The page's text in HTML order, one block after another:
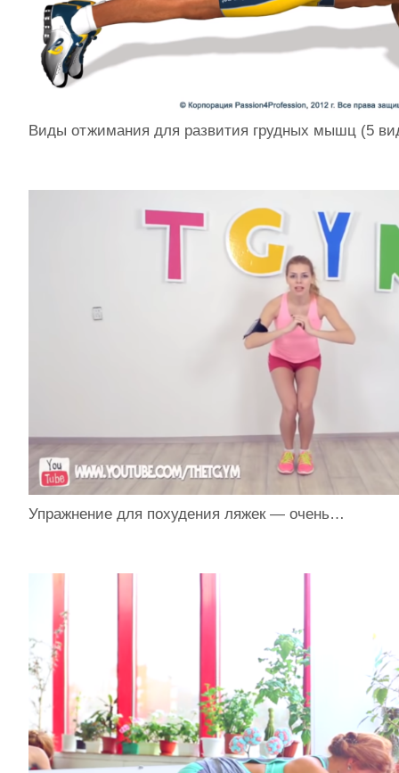
Виды отжимания для развития грудных мышц (5
Упражнение для похудения ляжек — очень…